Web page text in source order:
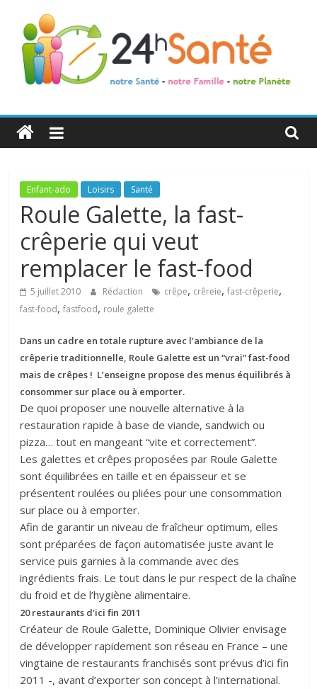
24h
Santé
La
santé
toute
famille
Enfant-ado Loisirs Santé
Roule Galette, la fast-
crêperie qui veut
remplacer le fast-food
5 juillet 2010 Rédaction crêpe, crêreie,fast-crêperie,
fast-food,fastfood, roule galette
Dans un cadre en totale rupture avec l’ambiance de la
crêperie traditionnelle, Roule Galette est un “vrai” fast-food
mais de crêpes ! L’enseigne propose des menus équilibrés à
consommer sur place ou à emporter.
De quoi proposer une nouvelle alternative à la
restauration rapide à base de viande, sandwich ou
pizza… tout en mangeant “vite et correctement”.
Les galettes et crêpes proposées par Roule Galette
sont équilibrées en taille et en épaisseur et se
présentent roulées ou pliées pour une consommation
sur place ou à emporter.
Afin de garantir un niveau de fraîcheur optimum, elles
sont préparées de façon automatisée juste avant le
service puis garnies à la commande avec des
ingrédients frais. Le tout dans le pur respect de la chaîne
du froid et de l’hygiène alimentaire.
20 restaurants d’ici fin 2011
Créateur de Roule Galette, Dominique Olivier envisage
de développer rapidement son réseau en France – une
vingtaine de restaurants franchisés sont prévus d’ici fin
2011 -, avant d’exporter son concept à l’international.